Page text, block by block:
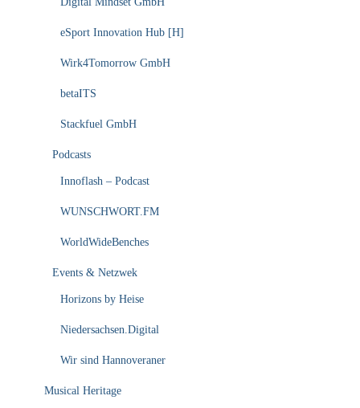
eSport Innovation Hub [H]
Wirk4Tomorrow GmbH
betaITS
Stackfuel GmbH
Podcasts
Innoflash – Podcast
WUNSCHWORT.FM
WorldWideBenches
Events & Netzwek
Horizons by Heise
Niedersachsen.Digital
Wir sind Hannoveraner
Musical Heritage